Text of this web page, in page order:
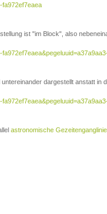
fa972ef7eaea
ist "im Block", also
dargestellt anstatt in
astronomische